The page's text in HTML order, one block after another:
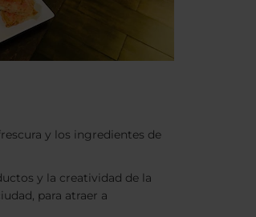
y los ingredientes de
y la creatividad de la
para atraer a